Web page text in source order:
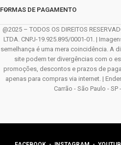
FORMAS DE PAGAMENTO
@2025 – TODOS OS DIREITOS
LTDA. CNPJ-19.925.895/0001-01. |
semelhança é uma mera coincidência. A
site podem ter divergências com o
promoções, descontos e prazos de
apenas para compras via internet. |
Carrão - São Paulo - SP